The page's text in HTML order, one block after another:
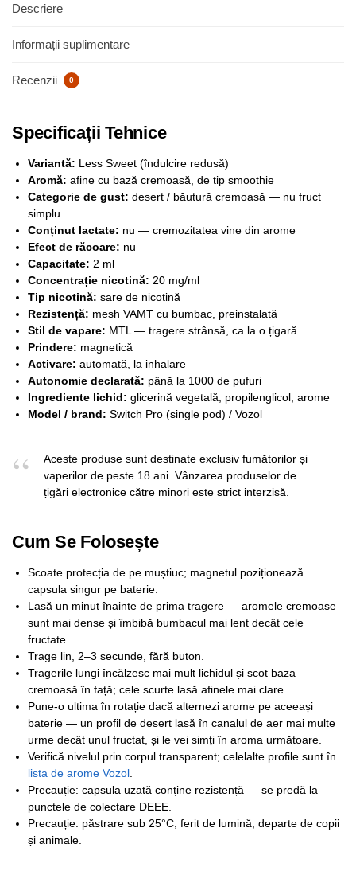
Descriere
Informații suplimentare
Recenzii 0
Specificații Tehnice
Variantă: Less Sweet (îndulcire redusă)
Aromă: afine cu bază cremoasă, de tip smoothie
Categorie de gust: desert / băutură cremoasă — nu fruct
simplu
Conținut lactate: nu — cremozitatea vine din arome
Efect de răcoare: nu
Capacitate: 2 ml
Concentrație nicotină: 20 mg/ml
Tip nicotină: sare de nicotină
Rezistență: mesh VAMT cu bumbac, preinstalată
Stil de vapare: MTL — tragere strânsă, ca la o țigară
Prindere: magnetică
Activare: automată, la inhalare
Autonomie declarată: până la 1000 de pufuri
Ingrediente lichid: glicerină vegetală, propilenglicol, arome
Model / brand: Switch Pro (single pod) / Vozol
Aceste produse sunt destinate exclusiv fumătorilor și
vaperilor de peste 18 ani. Vânzarea produselor de
țigări electronice către minori este strict interzisă.
Cum Se Folosește
Scoate protecția de pe muștiuc; magnetul poziționează
capsula singur pe baterie.
Lasă un minut înainte de prima tragere — aromele cremoase
sunt mai dense și îmbibă bumbacul mai lent decât cele
fructate.
Trage lin, 2–3 secunde, fără buton.
Tragerile lungi încălzesc mai mult lichidul și scot baza
cremoasă în față; cele scurte lasă afinele mai clare.
Pune-o ultima în rotație dacă alternezi arome pe aceeași
baterie — un profil de desert lasă în canalul de aer mai multe
urme decât unul fructat, și le vei simți în aroma următoare.
Verifică nivelul prin corpul transparent; celelalte profile sunt în
lista de arome Vozol
Precauție: capsula uzată conține rezistență — se predă la
punctele de colectare DEEE.
Precauție: păstrare sub 25°C, ferit de lumină, departe de copii
și animale.